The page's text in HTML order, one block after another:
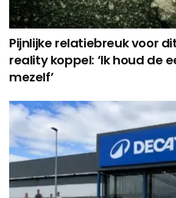
Pijnlijke relatiebreuk voor
reality koppel: ‘Ik houd de
mezelf’